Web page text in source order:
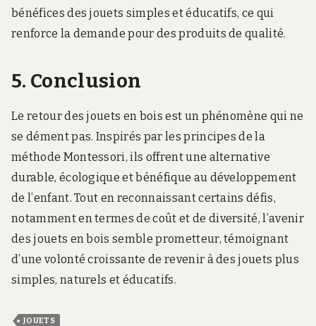
bénéfices des jouets simples et éducatifs, ce qui
renforce la demande pour des produits de qualité.
5. Conclusion
Le retour des jouets en bois est un phénomène qui ne
se dément pas. Inspirés par les principes de la
méthode Montessori, ils offrent une alternative
durable, écologique et bénéfique au développement
de l’enfant. Tout en reconnaissant certains défis,
notamment en termes de coût et de diversité, l’avenir
des jouets en bois semble prometteur, témoignant
d’une volonté croissante de revenir à des jouets plus
simples, naturels et éducatifs.
JOUETS